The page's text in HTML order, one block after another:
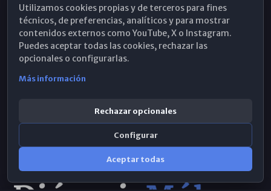
Hemeroteca
WhatsApp
Utilizamos cookies propias y de terceros para fines
técnicos, de preferencias, analíticos y para mostrar
contenidos externos como YouTube, X o Instagram.
Puedes aceptar todas las cookies, rechazar las
opcionales o configurarlas.
Más información
Rechazar opcionales
Configurar
Aceptar todas